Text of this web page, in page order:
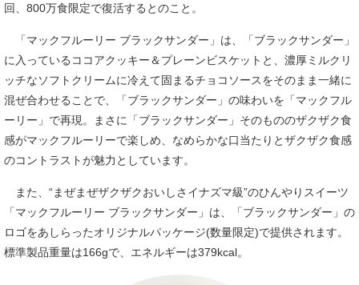
回、800万食限定で復活するとのこと。
「マックフルーリー ブラックサンダー」は、「ブラックサンダー」
に入っているココアクッキー＆プレーンビスケットと、濃厚ミルクリ
ッチなソフトクリームに冷えて固まるチョコソースをそのまま一緒に
混ぜ合わせることで、「ブラックサンダー」の味わいを「マックフル
ーリー」で再現。まさに「ブラックサンダー」そのもののザクザク食
感がマックフルーリーで楽しめ、なめらかな口当たりとザクザク食感
のコントラストが魅力としています。
また、“まぜまぜザクザクおいしさイナズマ級”のひんやりスイーツ
「マックフルーリー ブラックサンダー」は、「ブラックサンダー」の
ロゴをあしらったオリジナルパッケージ(数量限定)で提供されます。
標準製品重量は166gで、エネルギーは379kcal。